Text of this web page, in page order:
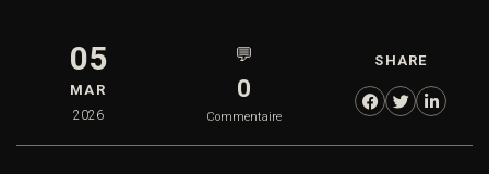
05
MAR
2026
💬
0
Commentaire
SHARE